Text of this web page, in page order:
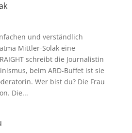
und verständlich
Mittler-Solak eine
schreibt die Journalistin
beim ARD-Buffet ist sie
Wer bist du? Die Frau
Die...